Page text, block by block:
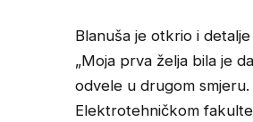
Blanuša je otkrio i
„Moja prva želja bila je
odvele u drugom
Elektrotehničkom